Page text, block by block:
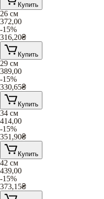
Купить
26 см
372,00
-15%
316,20₴
Купить
29 см
389,00
-15%
330,65₴
Купить
34 см
414,00
-15%
351,90₴
Купить
42 см
439,00
-15%
373,15₴